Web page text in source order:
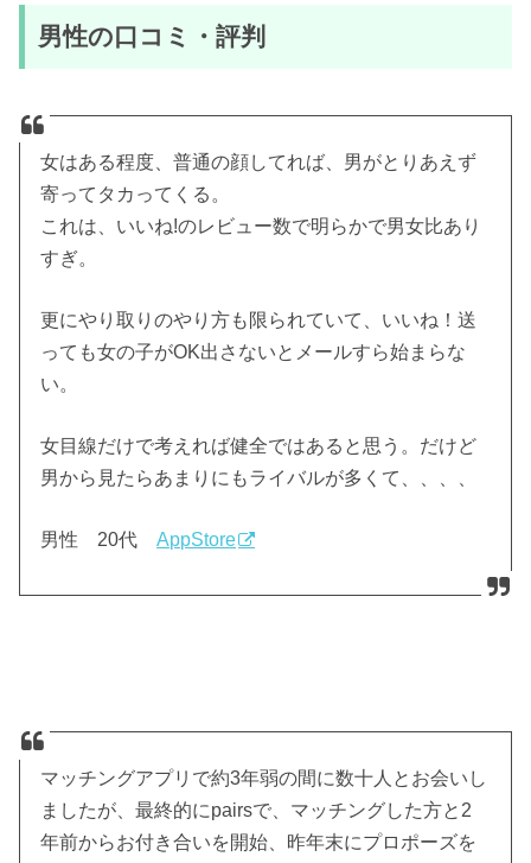
男性の口コミ・評判
女はある程度、普通の顔してれば、男がとりあえず
寄ってタカってくる。
これは、いいね!のレビュー数で明らかで男女比あり
すぎ。
更にやり取りのやり方も限られていて、いいね！送
っても女の子がOK出さないとメールすら始まらな
い。
女目線だけで考えれば健全ではあると思う。だけど
男から見たらあまりにもライバルが多くて、、、、
男性 20代AppStore
マッチングアプリで約3年弱の間に数十人とお会いし
ましたが、最終的にpairsで、マッチングした方と2
年前からお付き合いを開始、昨年末にプロポーズを